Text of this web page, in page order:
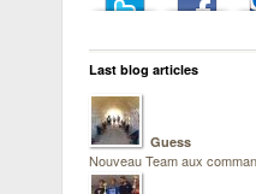
Last blog articles
Guess
Nouveau Team aux